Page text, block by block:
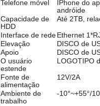
Telefone móvel
IPhone do
andróide
Capacidade de
HDD
Até 2TB,
Interface de redeEthernet
Elevação
DISCO de
Apoio
DISCO de
O usuário
estende
LOGOTIPO
Fonte de
alimentação
12V/2A
Ambiente de
trabalho
-10°~+55°/